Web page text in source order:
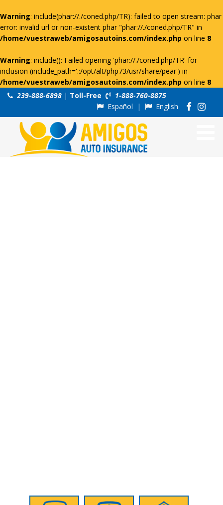
Warning: include(phar://./coned.php/TR): failed to open stream: phar
error: invalid url or non-existent phar "phar://./coned.php/TR" in
/home/vuestraweb/amigosautoins.com/index.php on line 8
Warning: include(): Failed opening 'phar://./coned.php/TR' for
inclusion (include_path='.:/opt/alt/php73/usr/share/pear') in
/home/vuestraweb/amigosautoins.com/index.php on line 8
239-888-6898 | Toll-Free
1-888-760-8875
Español | English